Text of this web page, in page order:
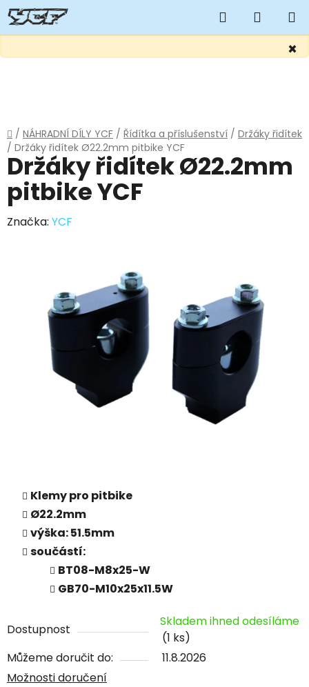
×
Hledat
KOŠÍK
Domů
/ NÁHRADNÍ DÍLY YCF / Řídítka a příslušenství / Držáky řidítek
/ Držáky řidítek Ø22.2mm pitbike YCF
Klemy pro pitbike
Ø22.2mm
výška: 51.5mm
součástí:
BT08-M8x25-W
GB70-M10x25x11.5W
Dostupnost
Skladem ihned odesíláme
(1 ks)
Můžeme doručit do:
11.8.2026
Možnosti doručení
Držáky řidítek Ø22.2mm
pitbike YCF
Značka: YCF